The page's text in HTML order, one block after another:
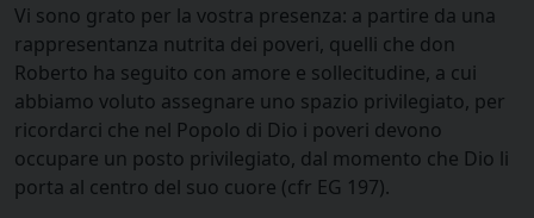
Vi sono grato per la vostra presenza: a partire da una
rappresentanza nutrita dei poveri, quelli che don
Roberto ha seguito con amore e sollecitudine, a cui
abbiamo voluto assegnare uno spazio privilegiato, per
ricordarci che nel Popolo di Dio i poveri devono
occupare un posto privilegiato, dal momento che Dio li
porta al centro del suo cuore (cfr EG 197).